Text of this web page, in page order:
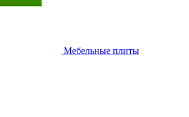
Мебельные плиты